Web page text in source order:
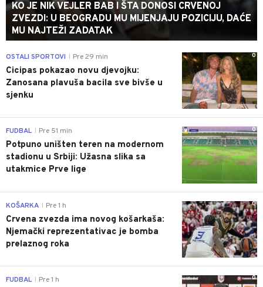
KO JE NIK VEJLER BAB I ŠTA DONOSI CRVENOJ
ZVEZDI: U BEOGRADU MU MIJENJAJU POZICIJU, DAĆE
MU NAJTEŽI ZADATAK
0
OSTALI SPORTOVI Pre 29 min
Cicipas pokazao novu djevojku:
Zanosana plavuša bacila sve bivše u
sjenku
0
FUDBAL Pre 51 min
Potpuno uništen teren na modernom
stadionu u Srbiji: Užasna slika sa
utakmice Prve lige
0
KOŠARKA Pre 1 h
Crvena zvezda ima novog košarkaša:
Njemački reprezentativac je bomba
prelaznog roka
0
FUDBAL Pre 1 h